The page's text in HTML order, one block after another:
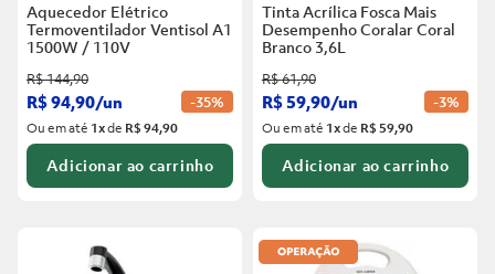
Aquecedor Elétrico
Termoventilador Ventisol A1
1500W / 110V
R$144,90
R$94,90/un -35%
Ou em até 1xde R$ 94,90
Adicionar ao carrinho
Tinta Acrílica Fosca Mais
Desempenho Coralar Coral
Branco 3,6L
R$61,90
R$59,90/un -3%
Ou em até 1xde R$ 59,90
Adicionar ao carrinho